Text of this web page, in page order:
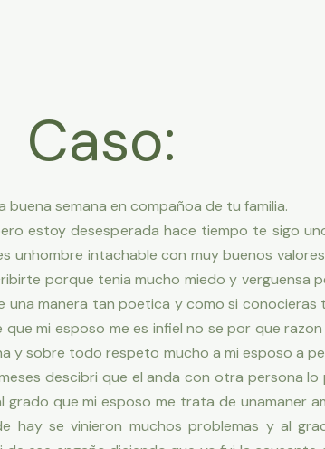
Caso:
semana en compañoa de tu familia.
estoy desesperada hace tiempo te sigo
intachable con muy buenos
porque tenia mucho miedo y verguensa
una manera tan poetica y como si
mi esposo me es infiel no se por que
y sobre todo respeto mucho a mi esposo a
descibri que el anda con otra persona
que mi esposo me trata de unamaner
hay se vinieron muchos problemas y al